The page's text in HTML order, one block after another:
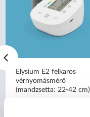
Elysium E2 felkaros
vérnyomásmérő
(mandzsetta: 22-42 cm)